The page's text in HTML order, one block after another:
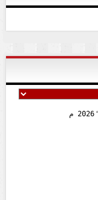
2026 م